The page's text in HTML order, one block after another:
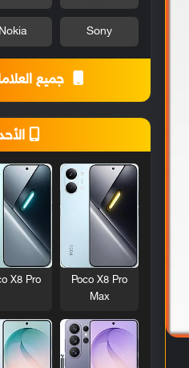
Sony
Nokia
جميع
Poco X8 Pro
Max
X8 Pro